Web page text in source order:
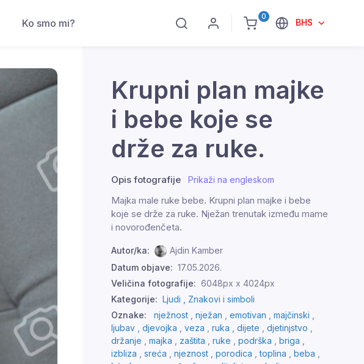
0
BHS
Ko smo mi?
Krupni plan majke
i bebe koje se
drže za ruke.
Opis fotografije Prikaži na engleskom
Majka male ruke bebe. Krupni plan majke i bebe
koje se drže za ruke. Nježan trenutak između mame
i novorođenčeta.
Autor/ka:
Ajdin Kamber
Datum objave: 17.05.2026.
Veličina fotografije: 6048px x 4024px
Kategorije: Ljudi , Znakovi i simboli
Oznake:
nježnost , nježan , emotivan , majčinski ,
ljubav , djevojka , veza , ruka , dijete , djetinjstvo ,
držanje , majka , zaštita , ruke , podrška , briga ,
izbliza , sreća , njeznost , porodica ,toplina , beba ,